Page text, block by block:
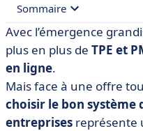
Sommaire
• Système de paiement
particularités et critères
• Tableau comparatif
paiement pour les
• Adyen
Avec l’émergence
plus en plus de TPE et
en ligne.
Mais face à une offre
choisir le bon système
entreprises représente